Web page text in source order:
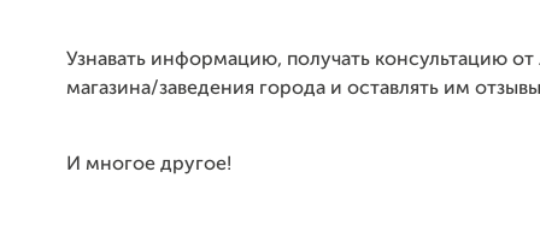
Узнавать информацию, получать консультацию
магазина/заведения города и оставлять им
И многое другое!